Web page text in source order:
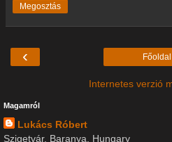
Megosztás
‹ Főoldal
Internetes verzió
Magamról
Lukács Róbert
Szigetvár, Baranya, Hungary